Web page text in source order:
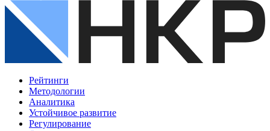
Рейтинги
Методологии
Аналитика
Устойчивое развитие
Регулирование